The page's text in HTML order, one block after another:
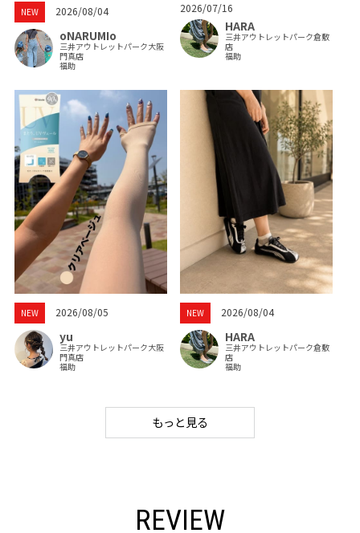
NEW 2026/08/04
oNARUMIo
三井アウトレットパーク大阪
門真店
福助
2026/07/16
HARA
三井アウトレットパーク倉敷
店
福助
NEW 2026/08/05
yu
三井アウトレットパーク大阪
門真店
福助
NEW 2026/08/04
HARA
三井アウトレットパーク倉敷
店
福助
もっと見る
REVIEW